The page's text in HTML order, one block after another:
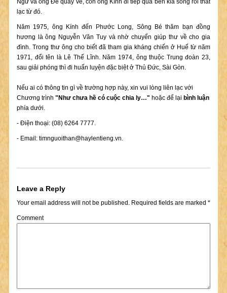
Ngữ và ông Đề quay về, còn ông Kính đi tiếp qua bên kia sông rồi thất
lạc từ đó.
Năm 1975, ông Kính đến Phước Long, Sông Bé thăm bạn đồng
hương là ông Nguyễn Văn Tuy và nhờ chuyển giúp thư về cho gia
đình. Trong thư ông cho biết đã tham gia kháng chiến ở Huế từ năm
1971, đổi tên là Lê Thế Lĩnh. Năm 1974, ông thuộc Trung đoàn 23,
sau giải phóng thì đi huấn luyện đặc biệt ở Thủ Đức, Sài Gòn.
Nếu ai có thông tin gì về trường hợp này, xin vui lòng liên lạc với
Chương trình "Như chưa hề có cuộc chia ly…" hoặc để lại bình luận
phía dưới.
- Điện thoại: (08) 6264 7777.
- Email: timnguoithan@haylentieng.vn.
Leave a Reply
Your email address will not be published.Required fields are marked *
Comment